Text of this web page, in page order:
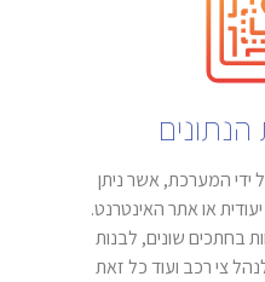
ידי המערכת, אשר ניתן
או אתר האינטרנט.
בחתכים שונים, לבנות
צי רכב ועוד כל זאת